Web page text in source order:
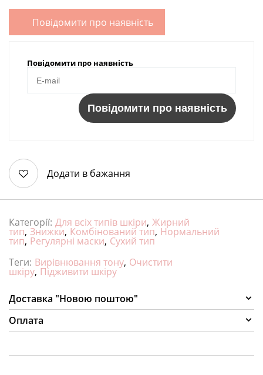
Повідомити про наявність
Повідомити про наявність
Повідомити про наявність
Додати в бажання
Категорії: Для всіх типів шкіри, Жирний
тип, Знижки, Комбінований тип, Нормальний
тип, Регулярні маски, Сухий тип
Теги: Вирівнювання тону, Очистити
шкіру, Підживити шкіру
Доставка "Новою поштою"
Оплата